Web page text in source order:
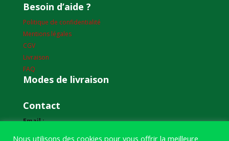
Besoin d’aide ?
Politique de confidentialité
Mentions légales
CGV
Livraison
FAQ
Modes de livraison
Contact
Email :
Nous utilisons des cookies pour vous offrir la meilleure